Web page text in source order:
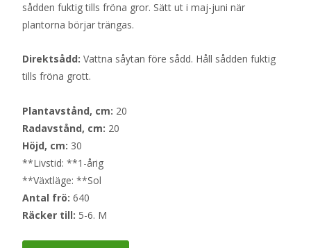
sådden fuktig tills fröna gror. Sätt ut i maj-juni när
plantorna börjar trängas.
Direktsådd: Vattna såytan före sådd. Håll sådden fuktig
tills fröna grott.
Plantavstånd, cm: 20
Radavstånd, cm: 20
Höjd, cm: 30
**Livstid: **1-årig
**Växtläge: **Sol
Antal frö: 640
Räcker till: 5-6. M